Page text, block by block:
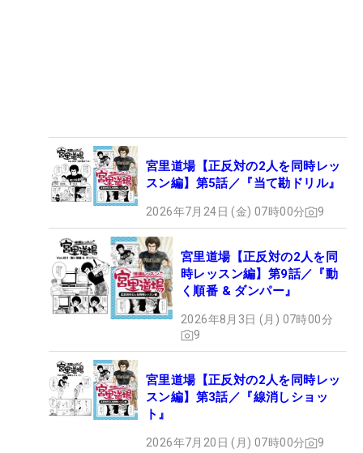
宮里道場【正反対の2人を同時レッ
スン編】第5話／『当て勘ドリル』
2026年7月24日 (金) 07時00分 9
宮里道場【正反対の2人を同
時レッスン編】第9話／『動
く順番 & ダンパー』
2026年8月3日 (月) 07時00分
9
宮里道場【正反対の2人を同時レッ
スン編】第3話／『線消しショッ
ト』
2026年7月20日 (月) 07時00分 9